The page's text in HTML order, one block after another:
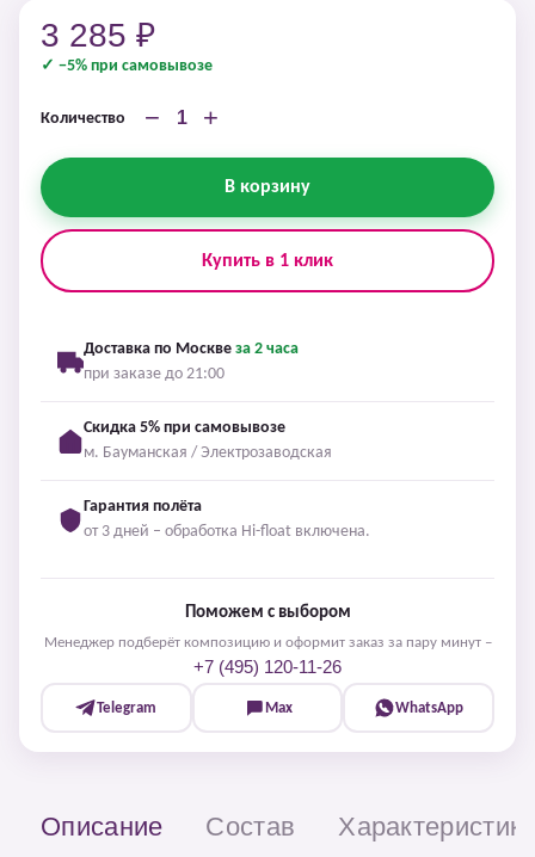
3 285 ₽
✓ −5% при самовывозе
Количество − +
В корзину
Купить в 1 клик
Доставка по Москве за 2 часа
при заказе до 21:00
Скидка 5% при самовывозе
м. Бауманская / Электрозаводская
Гарантия полёта
от 3 дней – обработка Hi-float включена.
Поможем с выбором
Менеджер подберёт композицию и оформит заказ за пару минут –
+7 (495) 120-11-26
Telegram Max WhatsApp
Описание Состав